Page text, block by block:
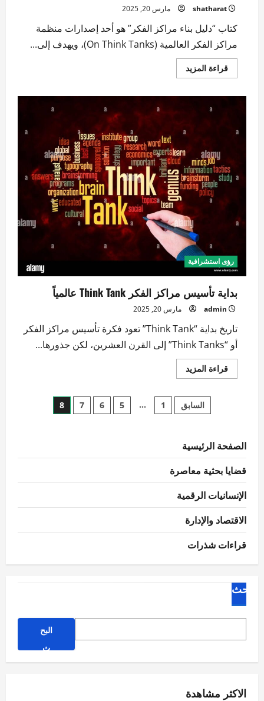
shatharat مارس 20, 2025
كتاب “دليل بناء مراكز الفكر” هو أحد إصدارات منظمة
مراكز الفكر العالمية (On Think Tanks)، ويهدف إلى...
قراءة المزيد
المزيد
دليل
بناء
مراكز
الفكر
رؤى استشرافية
بداية تأسيس مراكز الفكر Think Tank عالمياً
admin مارس 20, 2025
تاريخ بداية “Think Tank” تعود فكرة تأسيس مراكز الفكر
أو “Think Tanks” إلى القرن العشرين، لكن جذورها...
قراءة المزيداقرأ
المزيد
تأسيس
مراكز
الفكر
عالمياً
تعدد
المقالات
السابق 1
…
5
6
7
8
الصفحة الرئيسية
قضايا بحثية معاصرة
الإنسانيات الرقمية
الاقتصاد والإدارة
قراءات شذرات
البحث
البح
ث
الاكثر مشاهدة